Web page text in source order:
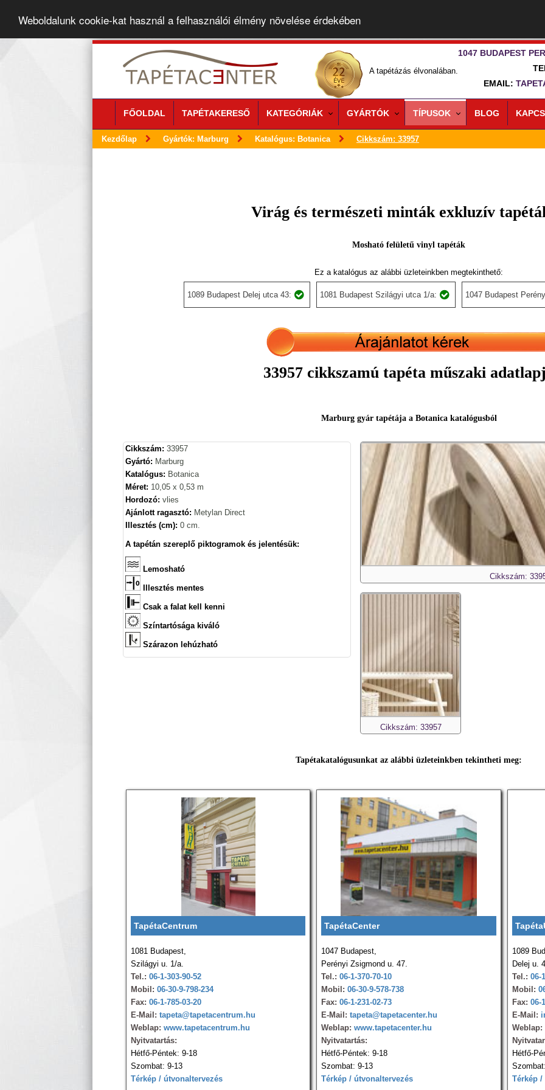
Weboldalunk cookie-kat használ a felhasználói élmény növelése érdekében
A tapétázás élvonalában.
1047 BUDAPEST
EMAIL:
FŐOLDAL TAPÉTAKERESŐ KATEGÓRIÁK GYÁRTÓK TÍPUSOK BLOG
Kezdőlap Gyártók: Marburg Katalógus: Botanica Cikkszám: 33957
Virág és természeti minták exkluzív
Mosható felületű vinyl tapéták
Ez a katalógus az alábbi üzleteinkben megtekinthető:
1089 Budapest Delej utca 43: 1081 Budapest Szilágyi utca 1/a: 1047 Budapest
33957 cikkszamú tapéta műszaki
Marburg gyár tapétája a Botanica katalógusból
Cikkszám: 33957
Gyártó: Marburg
Katalógus: Botanica
Méret: 10,05 x 0,53 m
Hordozó: vlies
Ajánlott ragasztó: Metylan Direct
Illesztés (cm): 0 cm.
A tapétán szereplő piktogramok és jelentésük:
Lemosható
Illesztés mentes
Csak a falat kell kenni
Színtartósága kiváló
Szárazon lehúzható
Cikkszám:
Cikkszám: 33957
Tapétakatalógusunkat az alábbi üzleteinkben tekintheti meg:
TapétaCentrum
1081 Budapest,
Szilágyi u. 1/a.
Tel.: 06-1-303-90-52
Mobil: 06-30-9-798-234
Fax: 06-1-785-03-20
E-Mail: tapeta@tapetacentrum.hu
Weblap: www.tapetacentrum.hu
Nyitvatartás:
Hétfő-Péntek: 9-18
Szombat: 9-13
Térkép / útvonaltervezés
TapétaCenter
1047 Budapest,
Perényi Zsigmond u. 47.
Tel.: 06-1-370-70-10
Mobil: 06-30-9-578-738
Fax: 06-1-231-02-73
E-Mail: tapeta@tapetacenter.hu
Weblap: www.tapetacenter.hu
Nyitvatartás:
Hétfő-Péntek: 9-18
Szombat: 9-13
Térkép / útvonaltervezés
1089
Delej u.
Tel.: 06-
Mobil:
Fax: 06-
E-Mail:
Weblap:
Hétfő-
Térkép /